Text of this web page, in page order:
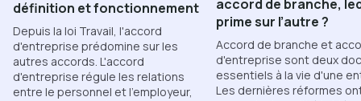
définition et fonctionnement
Depuis la loi Travail, l'accord
d'entreprise prédomine sur les
autres accords. L'accord
d'entreprise régule les relations
entre le personnel et l’employeur,
accord de branche,
prime sur l’autre ?
Accord de branche et
d'entreprise sont deux
essentiels à la vie d'une
Les dernières réformes